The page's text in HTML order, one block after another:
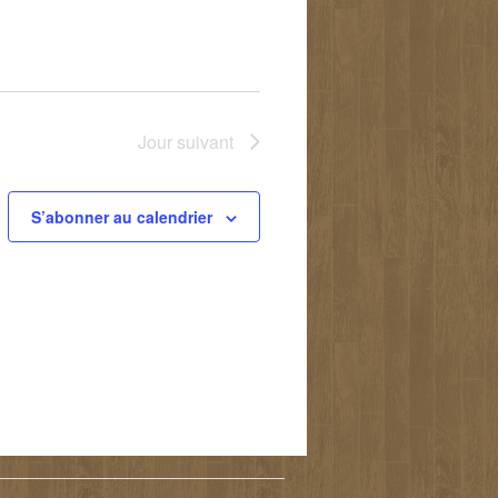
Jour suivant
S’abonner au calendrier